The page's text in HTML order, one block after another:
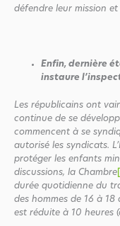
défendre leur mission
Enfin, dernière
instaure
Les républicains ont
continue de se
commencent à se
autorisé les syndicats.
protéger les enfants
discussions, la Chambre
durée quotidienne du
des hommes de 16 à 18
est réduite à 10 heures